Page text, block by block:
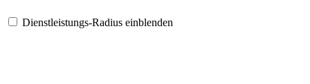
Dienstleistungs-Radius einblenden